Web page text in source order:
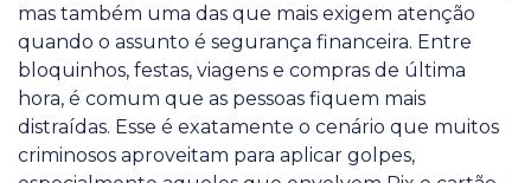
mas também uma das que mais exigem atenção
quando o assunto é segurança financeira. Entre
bloquinhos, festas, viagens e compras de última
hora, é comum que as pessoas fiquem mais
distraídas. Esse é exatamente o cenário que muitos
criminosos aproveitam para aplicar golpes,